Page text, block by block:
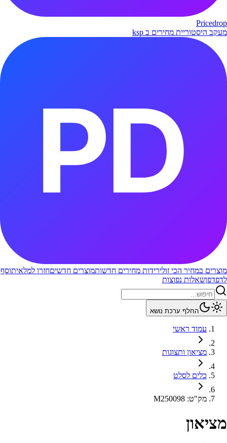
Pricedrop
מעקב היסטוריית מחירים ב ksp
מוצרים במחיר הכי זולירידות מחירים חדשותמוצרים חדשיםחזרו למלאיתוסף
לדפדפןשאלות נפוצות
החלף ערכת נושא
עמוד ראשי
מציאון ותצוגות
כלים לסלט
מק"ט:
M250098
מציאון